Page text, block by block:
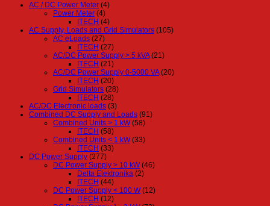
AC / DC Power Meter (4)
Power Meter (4)
ITECH (4)
AC Supply, Loads and Grid Simulators (105)
AC eLoads (27)
ITECH (27)
AC/DC Power Supply > 5 kVA (21)
ITECH (21)
AC/DC Power Supply 0-5000 VA (20)
ITECH (20)
Grid Simulators (28)
ITECH (28)
AC/DC Electronic loads (3)
Combined DC Supply and Loads (91)
Combined Units > 1 kW (58)
ITECH (58)
Combined Units < 1 kW (33)
ITECH (33)
DC Power Supply (277)
DC Power Supply > 10 kW (46)
Delta Elektronika (2)
ITECH (44)
DC Power Supply < 100 W (12)
ITECH (12)